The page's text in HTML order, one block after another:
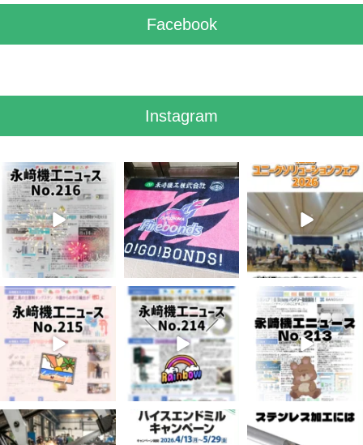
Facebook
Instagram
8月 7
0 0
7月 28
7 0
7月 27
6
7月 3
5 0
6月 3
8 0
5月 13
5 0
4月 20
10 0
4月 16
10 0
4月 13